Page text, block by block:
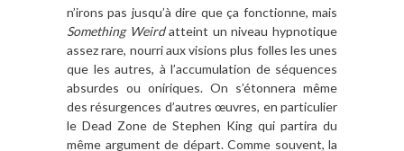
n’irons pas jusqu’à dire que ça fonctionne, mais
Something Weirdatteint un niveau hypnotique
assez rare, nourri aux visions plus folles les unes
que les autres, à l’accumulation de séquences
absurdes ou oniriques. On s’étonnera même
des résurgences d’autres œuvres, en particulier
le Dead Zone de Stephen King qui partira du
même argument de départ. Comme souvent, la